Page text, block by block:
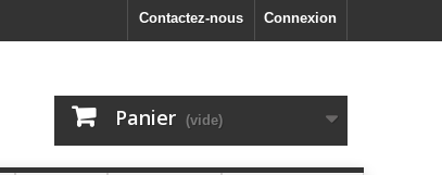
Connexion
Contactez-nous
Panier (vide)